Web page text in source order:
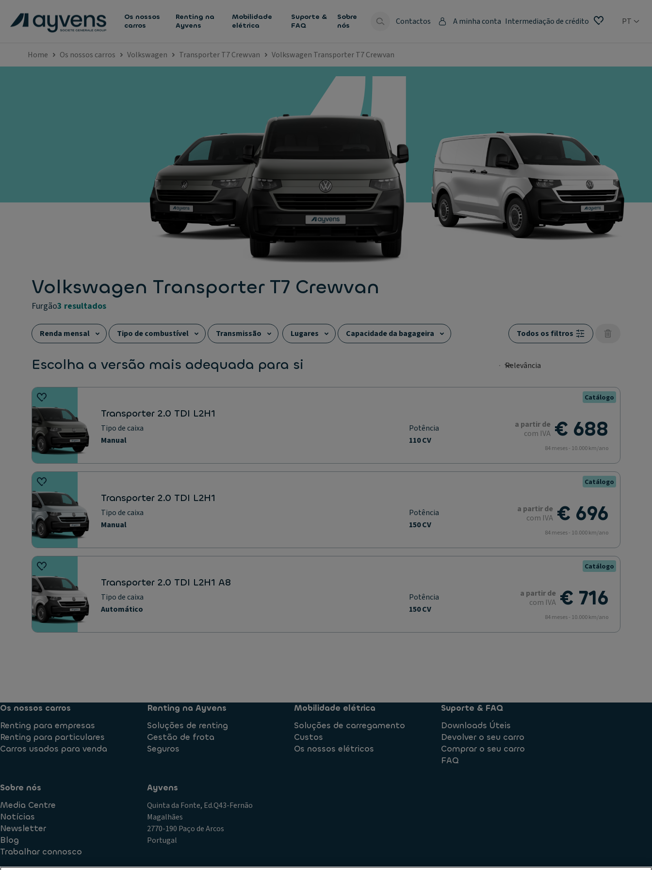
Os nossos
carros
Renting na
Ayvens
Mobilidade
elétrica
Suporte &
FAQ
Sobre
nós
Contactos A minha conta Intermediação de crédito PT
Home Os nossos carros Volkswagen Transporter T7 Crewvan Volkswagen Transporter T7 Crewvan
Volkswagen Transporter T7 Crewvan
furgão3 resultados
Renda mensal Tipo de combustível Transmissão Lugares Capacidade da bagageira Todos os filtros
Escolha a versão mais adequada para si
Catálogo
Transporter 2.0 TDI L2H1
Tipo de caixa
Manual
Potência
110 CV
€ 688
a partir de
com IVA
84 meses - 10.000 km/ano
Catálogo
Transporter 2.0 TDI L2H1
Tipo de caixa
Manual
Potência
150 CV
€ 696
a partir de
com IVA
84 meses - 10.000 km/ano
Catálogo
Transporter 2.0 TDI L2H1 A8
Tipo de caixa
Automático
Potência
150 CV
€ 716
a partir de
com IVA
84 meses - 10.000 km/ano
Os nossos carros
Renting para empresas
Renting para particulares
Carros usados para venda
Renting na Ayvens
Soluções de renting
Gestão de frota
Seguros
Mobilidade elétrica
Soluções de carregamento
Custos
Os nossos elétricos
Suporte & FAQ
Downloads Úteis
Devolver o seu carro
Comprar o seu carro
FAQ
Sobre nós
Media Centre
Notícias
Newsletter
Blog
Trabalhar connosco
Ayvens
Quinta da Fonte, Ed.Q43-Fernão
Magalhães
2770-190 Paço de Arcos
Portugal